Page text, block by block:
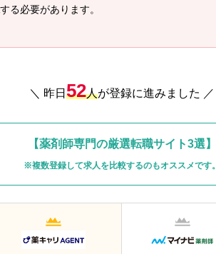
する必要があります。
＼ 昨日 52人が登録に進みました ／
【薬剤師専門の厳選転職サイト3選】
※複数登録して求人を比較するのもオススメです。